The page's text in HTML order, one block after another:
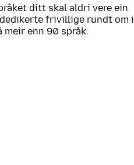
ditt skal aldri vere ein
frivillige rundt om i
enn 90 språk.